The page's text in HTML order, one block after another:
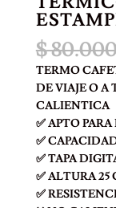
$
TERMO
DE VIAJE O A
CALIENTICA
✅ APTO
✅
✅ TAPA
✅ ALTURA 25
✅